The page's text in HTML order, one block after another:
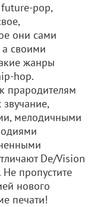
pop,
они сами
своими
жанры
hop.
прародителям
мелодичными
De/Vision
пропустите
нового
печати!